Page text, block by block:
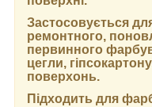
Застосовується
ремонтного,
первинного
цегли,
поверхонь.
Підходить для